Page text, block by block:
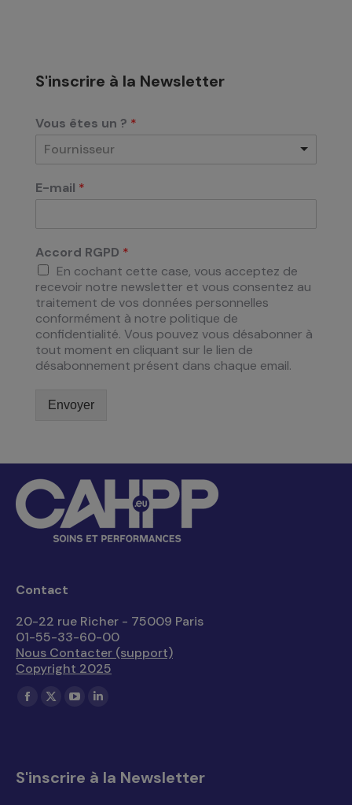
S'inscrire à la Newsletter
Vous êtes un ? *
Fournisseur
E-mail *
Accord RGPD *
En cochant cette case, vous acceptez de
recevoir notre newsletter et vous consentez au
traitement de vos données personnelles
conformément à notre politique de
confidentialité. Vous pouvez vous désabonner à
tout moment en cliquant sur le lien de
désabonnement présent dans chaque email.
Envoyer
Contact
20-22 rue Richer - 75009 Paris
01-55-33-60-00
Nous Contacter (support)
Copyright 2025
Trouvez nous sur :
La
dans
La
dans
La
dans
La
dans
S'inscrire à la Newsletter